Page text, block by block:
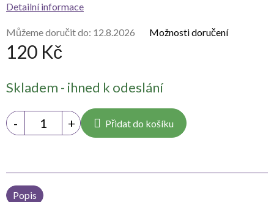
120 Kč
cena:
Skladem - ihned k odeslání
Můžeme doručit do: 12.8.2026 Možnosti doručení
Přidat do košíku
Detailní informace
Popis